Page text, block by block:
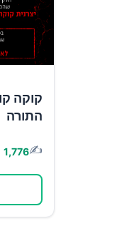
קוקה
התורה
✍️
1,776